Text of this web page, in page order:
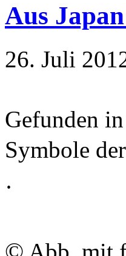
Aus
26. Juli
Gefunden in
Symbole
·